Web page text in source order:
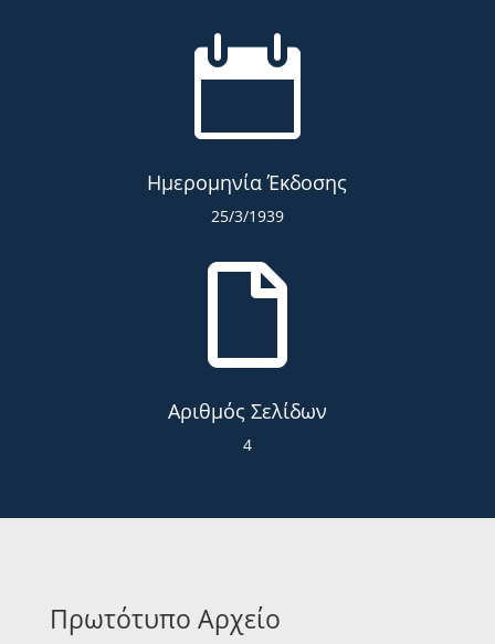

Ημερομηνία Έκδοσης
25/3/1939

Αριθμός Σελίδων
4
Πρωτότυπο Αρχείο